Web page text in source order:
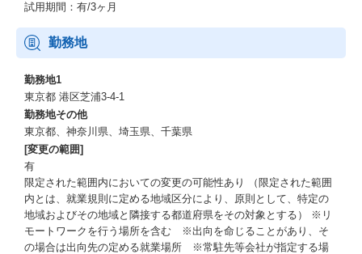
試用期間：有/3ヶ月
勤務地
勤務地1
東京都 港区芝浦3-4-1
勤務地その他
東京都、神奈川県、埼玉県、千葉県
[変更の範囲]
有
限定された範囲内においての変更の可能性あり （限定された範囲
内とは、就業規則に定める地域区分により、原則として、特定の
地域およびその地域と隣接する都道府県をその対象とする） ※リ
モートワークを行う場所を含む ※出向を命じることがあり、そ
の場合は出向先の定める就業場所 ※常駐先等会社が指定する場